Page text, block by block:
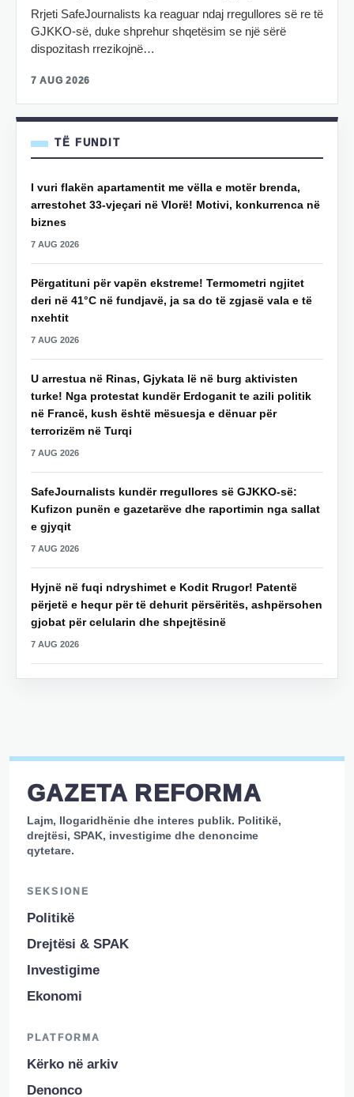
Rrjeti SafeJournalists ka reaguar ndaj rregullores së re të
GJKKO-së, duke shprehur shqetësim se një sërë
dispozitash rrezikojnë…
7 AUG 2026
TË FUNDIT
I vuri flakën apartamentit me vëlla e motër brenda,
arrestohet 33-vjeçari në Vlorë! Motivi, konkurrenca në
biznes
7 AUG 2026
Përgatituni për vapën ekstreme! Termometri ngjitet
deri në 41°C në fundjavë, ja sa do të zgjasë vala e të
nxehtit
7 AUG 2026
U arrestua në Rinas, Gjykata lë në burg aktivisten
turke! Nga protestat kundër Erdoganit te azili politik
në Francë, kush është mësuesja e dënuar për
terrorizëm në Turqi
7 AUG 2026
SafeJournalists kundër rregullores së GJKKO-së:
Kufizon punën e gazetarëve dhe raportimin nga sallat
e gjyqit
7 AUG 2026
Hyjnë në fuqi ndryshimet e Kodit Rrugor! Patentë
përjetë e hequr për të dehurit përsëritës, ashpërsohen
gjobat për celularin dhe shpejtësinë
7 AUG 2026
GAZETA REFORMA
Lajm, llogaridhënie dhe interes publik. Politikë,
drejtësi, SPAK, investigime dhe denoncime
qytetare.
SEKSIONE
Politikë
Drejtësi & SPAK
Investigime
Ekonomi
PLATFORMA
Kërko në arkiv
Denonco